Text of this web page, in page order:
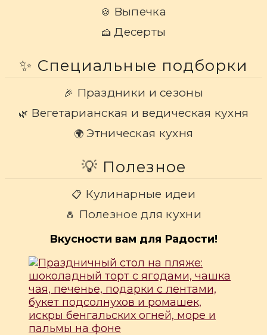
🍪 Выпечка
🍰Десерты
✨ Специальные подборки
🎉 Праздники и сезоны
🌿 Вегетарианская и ведическая кухня
🌍 Этническая кухня
💡 Полезное
📋 Кулинарные идеи
🧂 Полезное для кухни
Вкусности вам для Радости!